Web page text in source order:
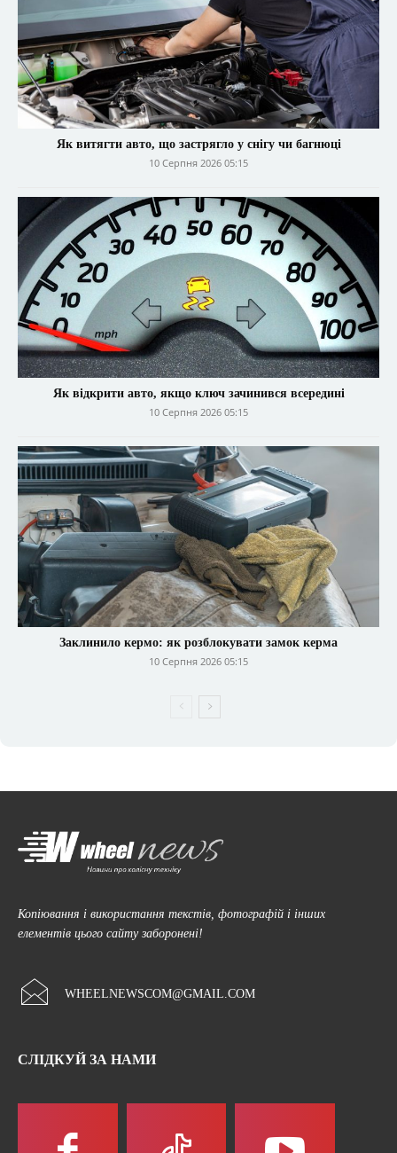
Як витягти авто, що застрягло у снігу чи багнюці
10 Серпня 2026 05:15
Як відкрити авто, якщо ключ зачинився всередині
10 Серпня 2026 05:15
Заклинило кермо: як розблокувати замок керма
10 Серпня 2026 05:15
Копіювання і використання текстів, фотографій і інших
елементів цього сайту заборонені!
WHEELNEWSCOM@GMAIL.COM
СЛІДКУЙ ЗА НАМИ